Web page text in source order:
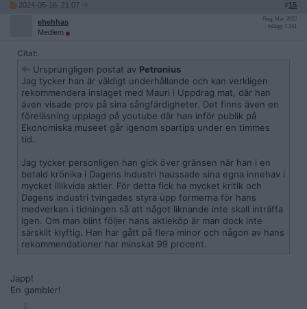
2024-05-16, 21:07 #15
ehehhas
Medlem
Reg: Mar 2022
Inlägg: 1 241
Citat:
Ursprungligen postat av Petronius
Jag tycker han är väldigt underhållande och kan verkligen
rekommendera inslaget med Mauri i Uppdrag mat, där han
även visade prov på sina sångfärdigheter. Det finns även en
föreläsning upplagd på youtube där han inför publik på
Ekonomiska museet går igenom spartips under en timmes
tid.
Jag tycker personligen han gick över gränsen när han i en
betald krönika i Dagens Industri haussade sina egna innehav i
mycket illikvida aktier. För detta fick ha mycket kritik och
Dagens industri tvingades styra upp formerna för hans
medverkan i tidningen så att något liknande inte skall inträffa
igen. Om man blint följer hans aktieköp är man dock inte
särskilt klyftig. Han har gått på flera minor och någon av hans
rekommendationer har minskat 99 procent.
Japp!
En gambler!